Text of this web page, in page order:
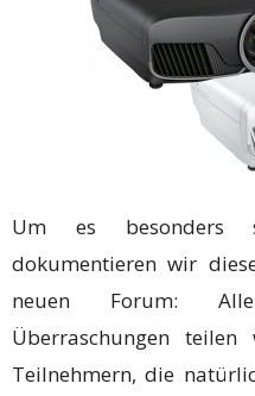
Um es besonders
dokumentieren wir
neuen Forum:
Überraschungen
Teilnehmern, die